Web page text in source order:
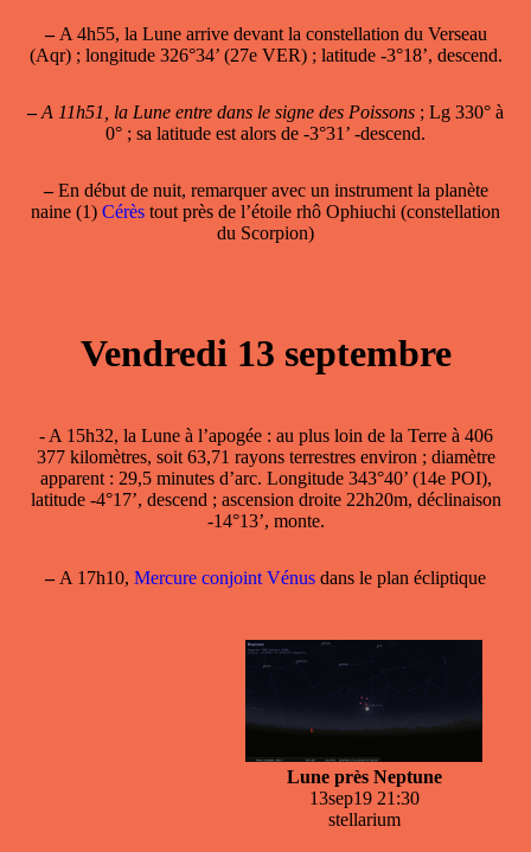
–A 4h55, la Lune arrive devant la constellation du Verseau
(Aqr) ; longitude 326°34’ (27e VER) ; latitude -3°18’, descend.
– A 11h51, la Lune entre dans le signe des Poissons ; Lg 330° à
0° ; sa latitude est alors de -3°31’ -descend.
–En début de nuit, remarquer avec un instrument la planète
naine (1) Cérès tout près de l’étoile rhô Ophiuchi (constellation
du Scorpion)
Vendredi 13 septembre
- A 15h32, la Lune à l’apogée: au plus loin de la Terre à 406
377 kilomètres, soit 63,71 rayons terrestres environ ; diamètre
apparent : 29,5 minutes d’arc. Longitude 343°40’ (14e POI),
latitude -4°17’, descend ; ascension droite 22h20m, déclinaison
-14°13’, monte.
–A 17h10, Mercure conjoint Vénus dans le plan écliptique
Lune près Neptune
13sep19 21:30
stellarium